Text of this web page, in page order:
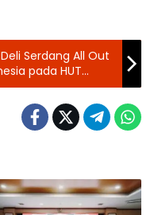
Serdang All Out
pada HUT